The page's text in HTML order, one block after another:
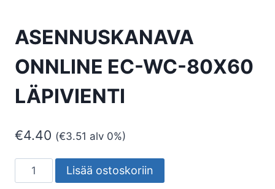
ASENNUSKANAVA
ONNLINE EC-WC-80X60
LÄPIVIENTI
€4.40 (€3.51 alv 0%)
ASENNUSKANAVA
ONNLINE
Lisää ostoskoriin